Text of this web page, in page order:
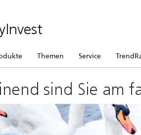
Themen Service
sind Sie am